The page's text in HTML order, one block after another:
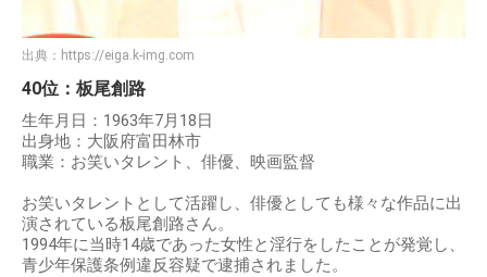
出典： https://eiga.k-img.com
40位：板尾創路
生年月日：1963年7月18日
出身地：大阪府富田林市
職業：お笑いタレント、俳優、映画監督
お笑いタレントとして活躍し、俳優としても様々な作品に出
演されている板尾創路さん。
1994年に当時14歳であった女性と淫行をしたことが発覚し、
青少年保護条例違反容疑で逮捕されました。